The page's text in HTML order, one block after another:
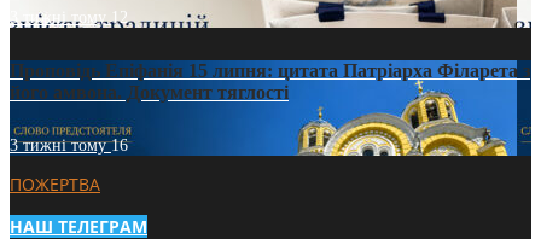
3 тижні тому12
Проповідь Епіфанія 15 липня: цитата Патріарха Філарета з
його амвона. Документ тяглості
3 тижні тому16
ПОЖЕРТВА
НАШ ТЕЛЕГРАМ